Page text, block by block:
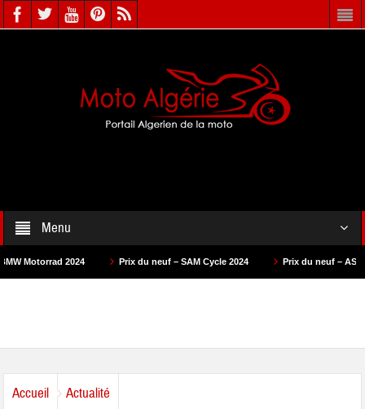
Menu
Prix du neuf – SAM Cycle 2024 Prix du neuf – AS Motors 2024
Accueil Actualité